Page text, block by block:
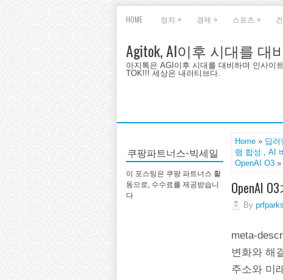
HOME 정치 » 경제 » 스포츠 »
Agitok, AI이후 시대를 대
아지톡은 AGI이후 시대를 대비하며 인사이
TOK!!! 세상은 내러티브다.
쿠팡파트너스-빅세일
이 포스팅은 쿠팡 파트너스 활
동으로, 수수료를 제공받습니
다
Home » 딥러
램 합성 , AI
OpenAI O3 »
OpenAI
By
meta-
변화와 해
주소와 미